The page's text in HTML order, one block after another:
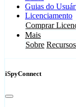
Guias do
Licenciamento
Comprar
Mais
Sobre Recursos
iSpyConnect